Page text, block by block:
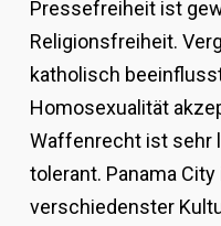
Pressefreiheit ist
Religionsfreiheit.
katholisch
Homosexualität
Waffenrecht ist sehr
tolerant. Panama
verschiedenster